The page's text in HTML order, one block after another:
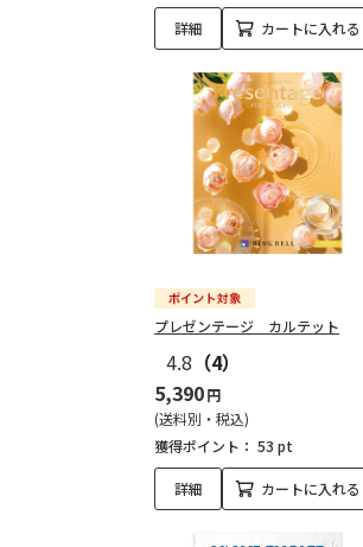
詳細 カートに入れる
プレゼンテージ カルテット
4.8 （4）
5,390円
(送料別・税込)
獲得ポイント： 53 pt
詳細 カートに入れる